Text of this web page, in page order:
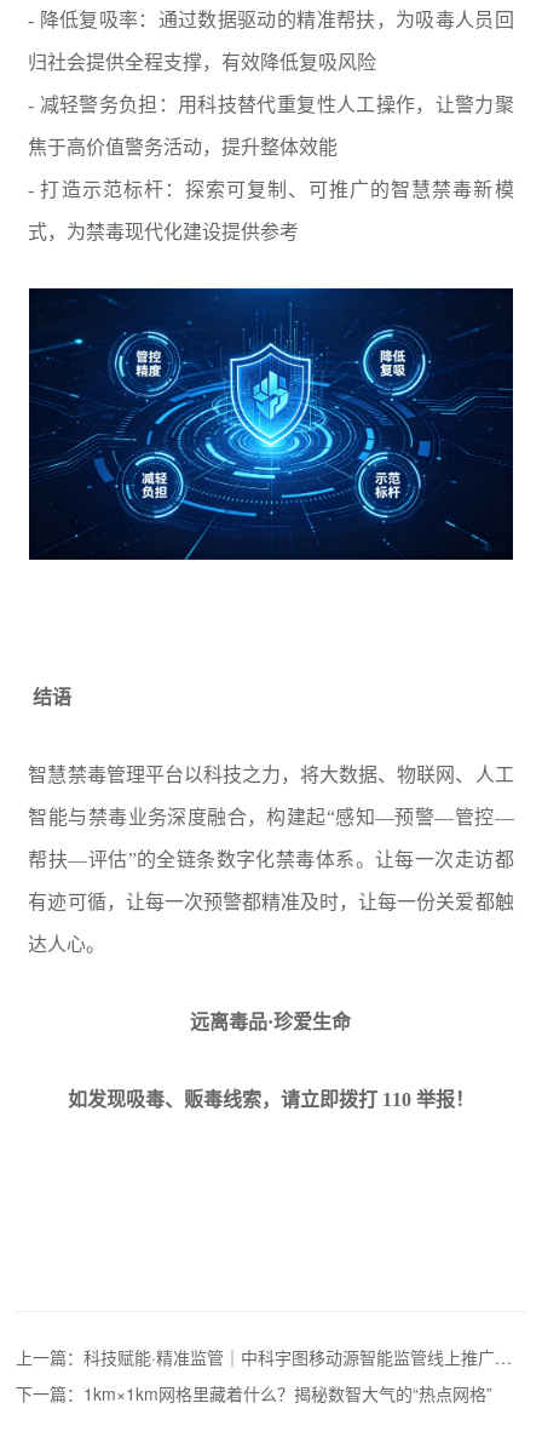
- 降低复吸率：通过数据驱动的精准帮扶，为吸毒人员回
归社会提供全程支撑，有效降低复吸风险
- 减轻警务负担：用科技替代重复性人工操作，让警力聚
焦于高价值警务活动，提升整体效能
- 打造示范标杆：探索可复制、可推广的智慧禁毒新模
式，为禁毒现代化建设提供参考
结语
智慧禁毒管理平台以科技之力，将大数据、物联网、人工
智能与禁毒业务深度融合，构建起“感知—预警—管控—
帮扶—评估”的全链条数字化禁毒体系。让每一次走访都
有迹可循，让每一次预警都精准及时，让每一份关爱都触
达人心。
远离毒品·珍爱生命
如发现吸毒、贩毒线索，请立即拨打 110 举报！
上一篇：科技赋能·精准监管｜中科宇图移动源智能监管线上推广会成功举办
下一篇： 1km×1km网格里藏着什么？揭秘数智大气的“热点网格”